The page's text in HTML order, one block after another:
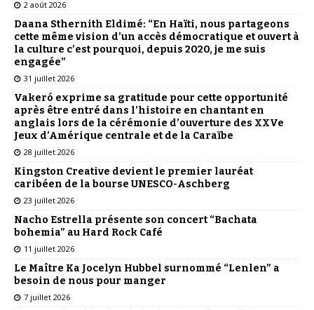
2 août 2026
Daana Sthernith Eldimé: “En Haïti, nous partageons
cette même vision d’un accès démocratique et ouvert à
la culture c’est pourquoi, depuis 2020, je me suis
engagée”
31 juillet 2026
Vakeró exprime sa gratitude pour cette opportunité
après être entré dans l’histoire en chantant en
anglais lors de la cérémonie d’ouverture des XXVe
Jeux d’Amérique centrale et de la Caraïbe
28 juillet 2026
Kingston Creative devient le premier lauréat
caribéen de la bourse UNESCO-Aschberg
23 juillet 2026
Nacho Estrella présente son concert “Bachata
bohemia” au Hard Rock Café
11 juillet 2026
Le Maître Ka Jocelyn Hubbel surnommé “Lenlen” a
besoin de nous pour manger
7 juillet 2026